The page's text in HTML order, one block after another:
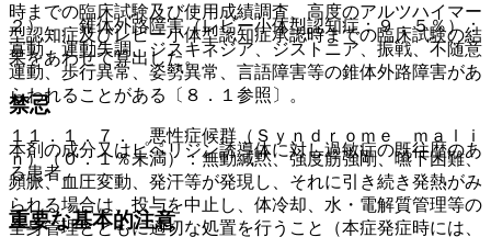
時までの臨床試験及び使用成績調査、高度のアルツハイマー
型認知症及びレビー小体型認知症承認時までの臨床試験の結
果をあわせて算出した。
禁忌
本剤の成分又はピペリジン誘導体に対し過敏症の既往歴のあ
る患者。
重要な基本的注意
２）． 錐体外路障害（レビー小体型認知症：９．５％）：
寡動、運動失調、ジスキネジア、ジストニア、振戦、不随意
運動、歩行異常、姿勢異常、言語障害等の錐体外路障害があ
らわれることがある〔８．１参照〕。
１１．１．７． 悪性症候群（Ｓｙｎｄｒｏｍｅ ｍａｌｉ
ｎ）（０．１％未満）：無動緘黙、強度筋強剛、嚥下困難、
頻脈、血圧変動、発汗等が発現し、それに引き続き発熱がみ
られる場合は、投与を中止し、体冷却、水・電解質管理等の
全身管理とともに適切な処置を行うこと（本症発症時には、